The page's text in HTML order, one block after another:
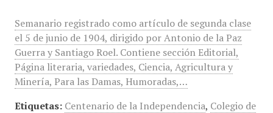
Semanario registrado como artículo de segunda clase
el 5 de junio de 1904, dirigido por Antonio de la Paz
Guerra y Santiago Roel. Contiene sección Editorial,
Página literaria, variedades, Ciencia, Agricultura y
Minería, Para las Damas, Humoradas,…
Etiquetas: Centenario de la Independencia, Colegio de